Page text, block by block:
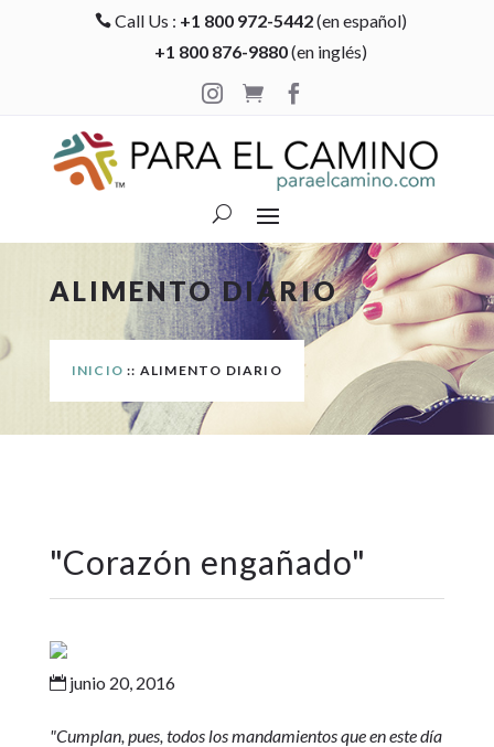
 Call Us : +1 800 972-5442(en español)
+1 800 876-9880(en inglés)

 
ALIMENTO DIARIO
INICIO :: ALIMENTO DIARIO
"Corazón engañado"
junio 20, 2016
"Cumplan, pues, todos los mandamientos que en este día